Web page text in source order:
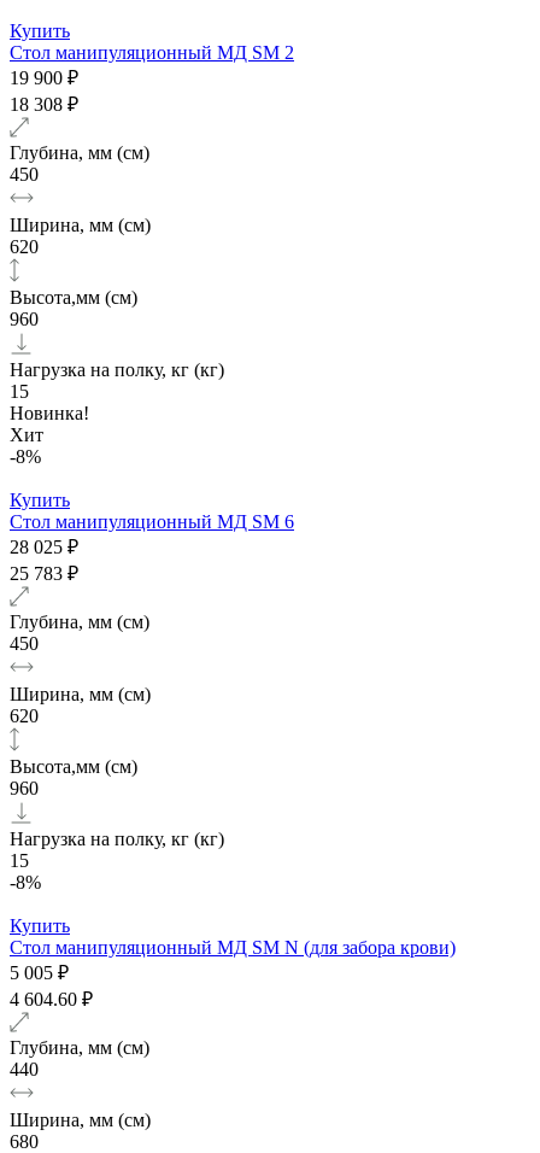
Купить
Стол манипуляционный МД SM 2
19 900 ₽
18 308 ₽
Глубина, мм (см)
450
Ширина, мм (см)
620
Высота,мм (см)
960
Нагрузка на полку, кг (кг)
15
Новинка!
Хит
-8%
Купить
Стол манипуляционный МД SM 6
28 025 ₽
25 783 ₽
Глубина, мм (см)
450
Ширина, мм (см)
620
Высота,мм (см)
960
Нагрузка на полку, кг (кг)
15
-8%
Купить
Стол манипуляционный МД SM N (для забора крови)
5 005 ₽
4 604.60 ₽
Глубина, мм (см)
440
Ширина, мм (см)
680